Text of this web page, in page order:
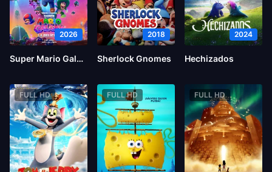
2026
Super Mario Galaxy la película
2018
Sherlock Gnomes
2024
Hechizados
FULL HD FULL HD FULL HD